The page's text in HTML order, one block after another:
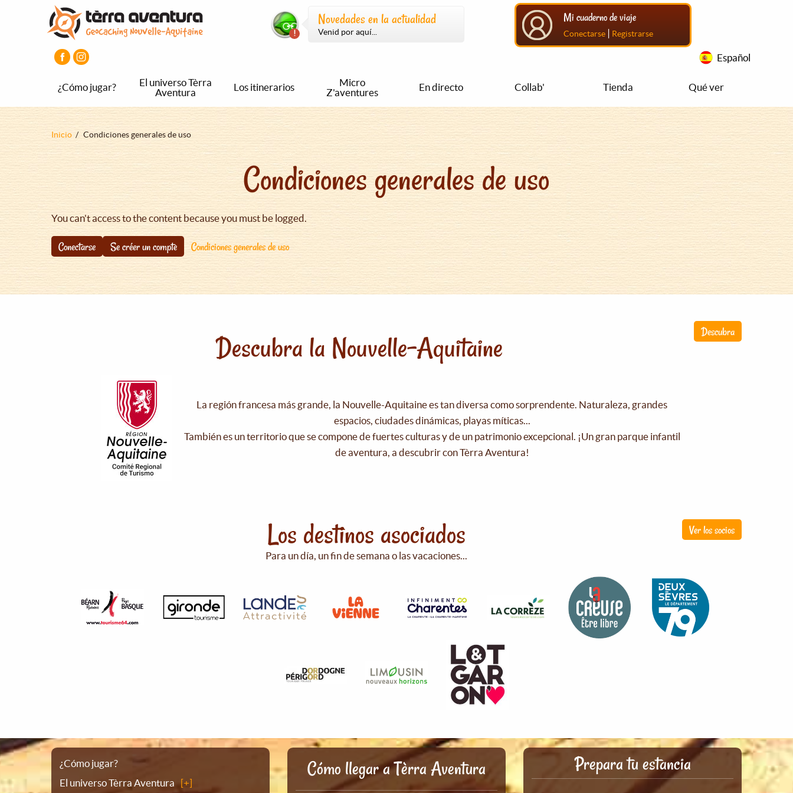
Novedades en la actualidad
Venid por aquí...
Mi cuaderno de viaje
Conectarse | Registrarse
Español
¿Cómo jugar?
El universo Tèrra
Aventura
Los itinerarios
Micro
Z'aventures
En directo Collab' Tienda Qué ver
Sobrescribir
ayuda
la
navegación
Inicio Condiciones generales de uso
Condiciones generales de uso
You can't access to the content because you must be logged.
Conectarse Se créer un compte Condiciones generales de uso
Descubra
Descubra la Nouvelle-Aquitaine
La región francesa más grande, la Nouvelle-Aquitaine es tan diversa como sorprendente. Naturaleza, grandes
espacios, ciudades dinámicas, playas míticas...
También es un territorio que se compone de fuertes culturas y de un patrimonio excepcional. ¡Un gran parque infantil
de aventura, a descubrir con Tèrra Aventura!
Ver los socios
Los destinos asociados
Para un día, un fin de semana o las vacaciones...
Plano
¿Cómo jugar?
El universo Tèrra Aventura
Cómo llegar a Tèrra Aventura Prepara tu estancia